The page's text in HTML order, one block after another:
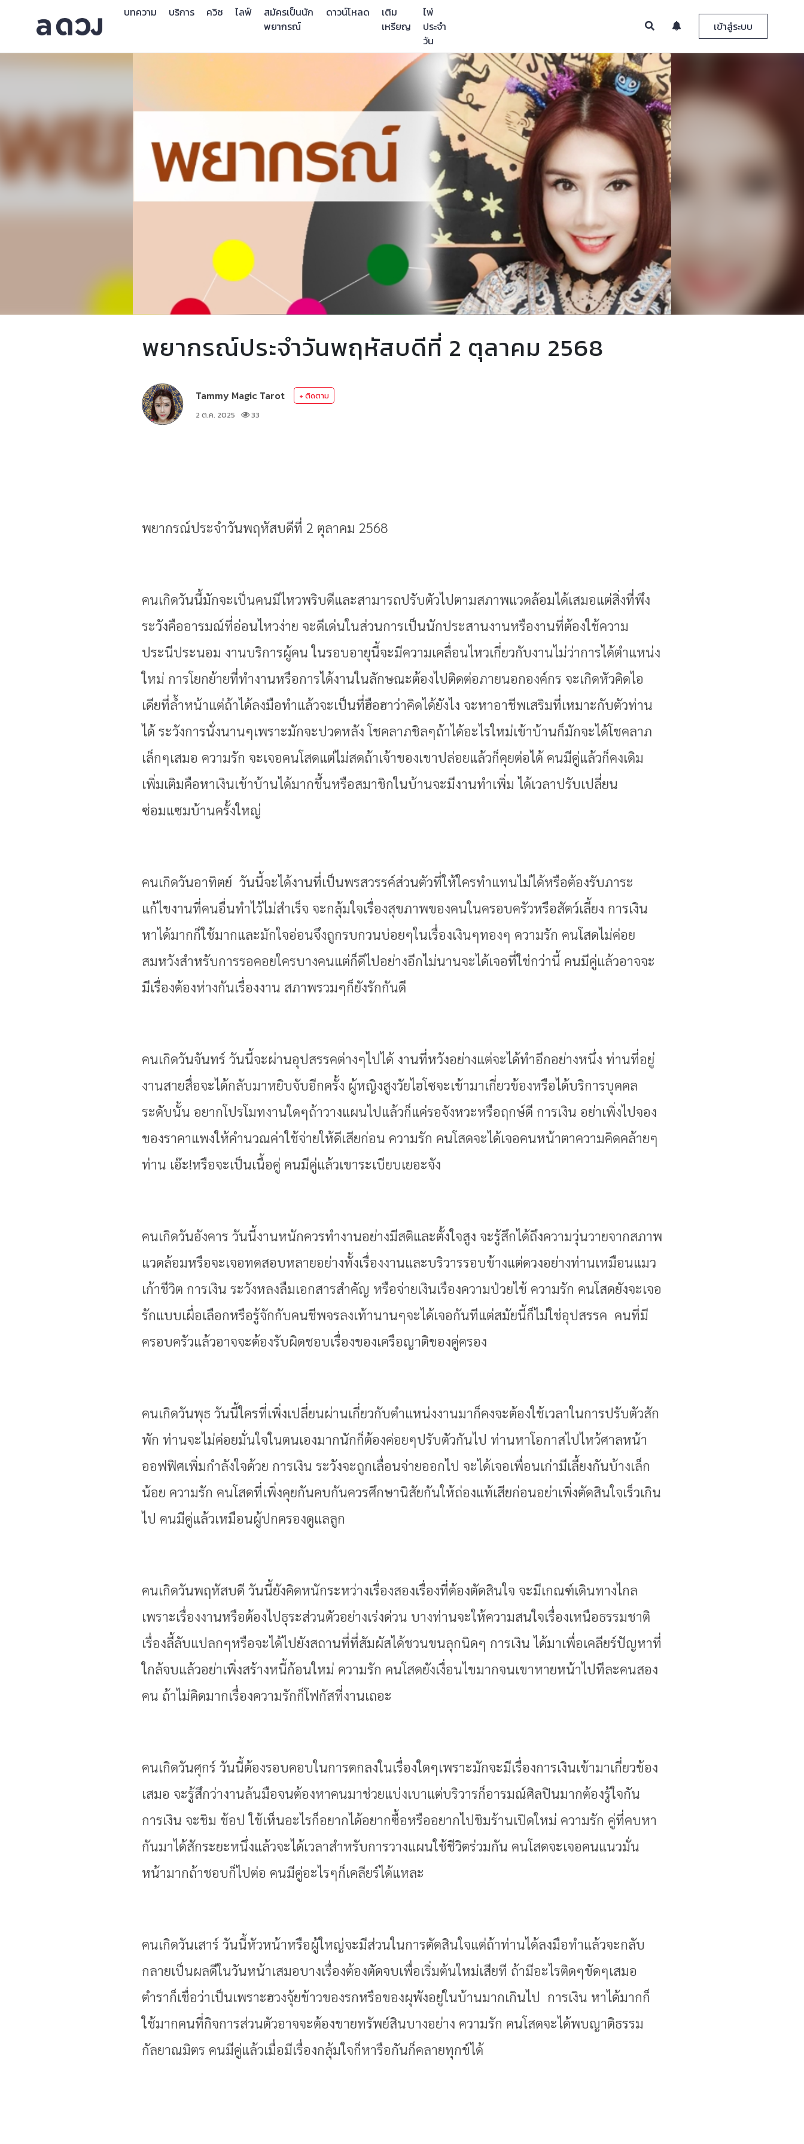
บทความ บริการ ควิซ ไลฟ์
สมัครเป็นนัก
พยากรณ์
ดาวน์โหลด
เติม
เหรียญ
ไพ่
ประจำ
วัน
เข้าสู่ระบบ
พยากรณ์ประจำวันพฤหัสบดีที่ 2 ตุลาคม 2568
Tammy Magic Tarot
+ ติดตาม
2 ต.ค. 2025
33
พยากรณ์ประจำวันพฤหัสบดีที่ 2 ตุลาคม 2568
คนเกิดวันนี้มักจะเป็นคนมีไหวพริบดีและสามารถปรับตัวไปตามสภาพแวดล้อมได้เสมอแต่สิ่งที่พึง
ระวังคืออารมณ์ที่อ่อนไหวง่าย จะดีเด่นในส่วนการเป็นนักประสานงานหรืองานที่ต้องใช้ความ
ประนีประนอม งานบริการผู้คน ในรอบอายุนี้จะมีความเคลื่อนไหวเกี่ยวกับงานไม่ว่าการได้ตำแหน่ง
ใหม่ การโยกย้ายที่ทำงานหรือการได้งานในลักษณะต้องไปติดต่อภายนอกองค์กร จะเกิดหัวคิดไอ
เดียที่ล้ำหน้าแต่ถ้าได้ลงมือทำแล้วจะเป็นที่ฮือฮาว่าคิดได้ยังไง จะหาอาชีพเสริมที่เหมาะกับตัวท่าน
ได้ ระวังการนั่งนานๆเพราะมักจะปวดหลัง โชคลาภชิลๆถ้าได้อะไรใหม่เข้าบ้านก็มักจะได้โชคลาภ
เล็กๆเสมอ ความรัก จะเจอคนโสดแต่ไม่สดถ้าเจ้าของเขาปล่อยแล้วก็คุยต่อได้ คนมีคู่แล้วก็คงเดิม
เพิ่มเติมคือหาเงินเข้าบ้านได้มากขึ้นหรือสมาชิกในบ้านจะมีงานทำเพิ่ม ได้เวลาปรับเปลี่ยน
ซ่อมแซมบ้านครั้งใหญ่
คนเกิดวันอาทิตย์ วันนี้จะได้งานที่เป็นพรสวรรค์ส่วนตัวที่ให้ใครทำแทนไม่ได้หรือต้องรับภาระ
แก้ไขงานที่คนอื่นทำไว้ไม่สำเร็จ จะกลุ้มใจเรื่องสุขภาพของคนในครอบครัวหรือสัตว์เลี้ยง การเงิน
หาได้มากก็ใช้มากและมักใจอ่อนจึงถูกรบกวนบ่อยๆในเรื่องเงินๆทองๆ ความรัก คนโสดไม่ค่อย
สมหวังสำหรับการรอคอยใครบางคนแต่ก็ดีไปอย่างอีกไม่นานจะได้เจอที่ใช่กว่านี้ คนมีคู่แล้วอาจจะ
มีเรื่องต้องห่างกันเรื่องงาน สภาพรวมๆก็ยังรักกันดี
คนเกิดวันจันทร์ วันนี้จะผ่านอุปสรรคต่างๆไปได้ งานที่หวังอย่างแต่จะได้ทำอีกอย่างหนึ่ง ท่านที่อยู่
งานสายสื่อจะได้กลับมาหยิบจับอีกครั้ง ผู้หญิงสูงวัยไฮโซจะเข้ามาเกี่ยวข้องหรือได้บริการบุคคล
ระดับนั้น อยากโปรโมทงานใดๆถ้าวางแผนไปแล้วก็แค่รอจังหวะหรือฤกษ์ดี การเงิน อย่าเพิ่งไปจอง
ของราคาแพงให้คำนวณค่าใช้จ่ายให้ดีเสียก่อน ความรัก คนโสดจะได้เจอคนหน้าตาความคิดคล้ายๆ
ท่าน เอ๊ะ!หรือจะเป็นเนื้อคู่ คนมีคู่แล้วเขาระเบียบเยอะจัง
คนเกิดวันอังคาร วันนี้งานหนักควรทำงานอย่างมีสติและตั้งใจสูง จะรู้สึกได้ถึงความวุ่นวายจากสภาพ
แวดล้อมหรือจะเจอทดสอบหลายอย่างทั้งเรื่องงานและบริวารรอบข้างแต่ดวงอย่างท่านเหมือนแมว
เก้าชีวิต การเงิน ระวังหลงลืมเอกสารสำคัญ หรือจ่ายเงินเรืองความป่วยไข้ ความรัก คนโสดยังจะเจอ
รักแบบเผื่อเลือกหรือรู้จักกับคนชีพจรลงเท้านานๆจะได้เจอกันทีแต่สมัยนี้ก็ไม่ใช่อุปสรรค คนที่มี
ครอบครัวแล้วอาจจะต้องรับผิดชอบเรื่องของเครือญาติของคู่ครอง
คนเกิดวันพุธ วันนี้ใครที่เพิ่งเปลี่ยนผ่านเกี่ยวกับตำแหน่งงานมาก็คงจะต้องใช้เวลาในการปรับตัวสัก
พัก ท่านจะไม่ค่อยมั่นใจในตนเองมากนักก็ต้องค่อยๆปรับตัวกันไป ท่านหาโอกาสไปไหว้ศาลหน้า
ออฟฟิศเพิ่มกำลังใจด้วย การเงิน ระวังจะถูกเลื่อนจ่ายออกไป จะได้เจอเพื่อนเก่ามีเลี้ยงกันบ้างเล็ก
น้อย ความรัก คนโสดที่เพิ่งคุยกันคบกันควรศึกษานิสัยกันให้ถ่องแท้เสียก่อนอย่าเพิ่งตัดสินใจเร็วเกิน
ไป คนมีคู่แล้วเหมือนผู้ปกครองดูแลลูก
คนเกิดวันพฤหัสบดี วันนี้ยังคิดหนักระหว่างเรื่องสองเรื่องที่ต้องตัดสินใจ จะมีเกณฑ์เดินทางไกล
เพราะเรื่องงานหรือต้องไปธุระส่วนตัวอย่างเร่งด่วน บางท่านจะให้ความสนใจเรื่องเหนือธรรมชาติ
เรื่องลี้ลับแปลกๆหรือจะได้ไปยังสถานที่ที่สัมผัสได้ชวนขนลุกนิดๆ การเงิน ได้มาเพื่อเคลียร์ปัญหาที่
ใกล้จบแล้วอย่าเพิ่งสร้างหนี้ก้อนใหม่ ความรัก คนโสดยังเงื่อนไขมากจนเขาหายหน้าไปทีละคนสอง
คน ถ้าไม่คิดมากเรื่องความรักก็โฟกัสที่งานเถอะ
คนเกิดวันศุกร์ วันนี้ต้องรอบคอบในการตกลงในเรื่องใดๆเพราะมักจะมีเรื่องการเงินเข้ามาเกี่ยวข้อง
เสมอ จะรู้สึกว่างานล้นมือจนต้องหาคนมาช่วยแบ่งเบาแต่บริวารก็อารมณ์ศิลปินมากต้องรู้ใจกัน
การเงิน จะชิม ช้อป ใช้เห็นอะไรก็อยากได้อยากซื้อหรืออยากไปชิมร้านเปิดใหม่ ความรัก คู่ที่คบหา
กันมาได้สักระยะหนึ่งแล้วจะได้เวลาสำหรับการวางแผนใช้ชีวิตร่วมกัน คนโสดจะเจอคนแนวมั่น
หน้ามากถ้าชอบก็ไปต่อ คนมีคู่อะไรๆก็เคลียร์ได้แหละ
คนเกิดวันเสาร์ วันนี้หัวหน้าหรือผู้ใหญ่จะมีส่วนในการตัดสินใจแต่ถ้าท่านได้ลงมือทำแล้วจะกลับ
กลายเป็นผลดีในวันหน้าเสมอบางเรื่องต้องตัดจบเพื่อเริ่มต้นใหม่เสียที ถ้ามีอะไรติดๆขัดๆเสมอ
ตำราก็เชื่อว่าเป็นเพราะฮวงจุ้ยข้าวของรกหรือของผุพังอยู่ในบ้านมากเกินไป การเงิน หาได้มากก็
ใช้มากคนที่กิจการส่วนตัวอาจจะต้องขายทรัพย์สินบางอย่าง ความรัก คนโสดจะได้พบญาติธรรม
กัลยาณมิตร คนมีคู่แล้วเมื่อมีเรื่องกลุ้มใจก็หารือกันก็คลายทุกข์ได้